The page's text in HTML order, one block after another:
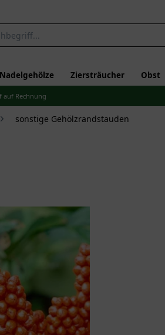
Ziersträucher Obst
auf Rechnung
sonstige Gehölzrandstauden